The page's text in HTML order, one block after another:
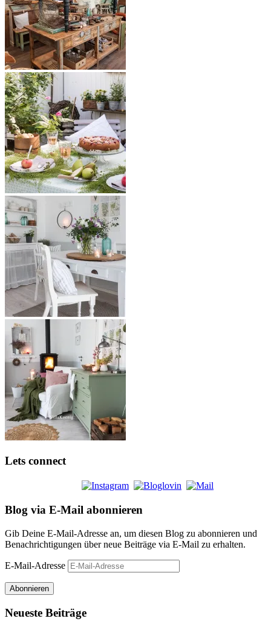
Lets connect
Blog via E-Mail abonnieren
Gib Deine E-Mail-Adresse an, um diesen Blog zu abonnieren und
Benachrichtigungen über neue Beiträge via E-Mail zu erhalten.
E-Mail-Adresse
Abonnieren
Neueste Beiträge